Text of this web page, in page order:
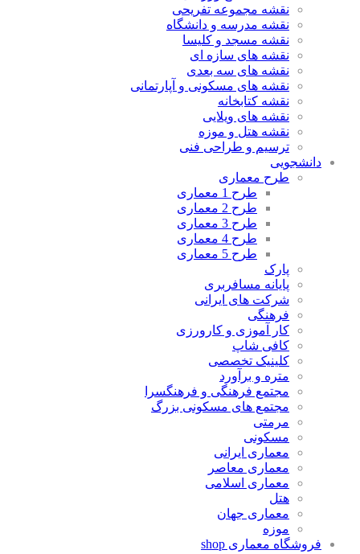
نقشه مجموعه تفریحی
نقشه مدرسه و دانشگاه
نقشه مسجد و کلیسا
نقشه های سازه ای
نقشه های سه بعدی
نقشه های مسکونی و آپارتمانی
نقشه کتابخانه
نقشه های ویلایی
نقشه هتل و موزه
ترسیم و طراحی فنی
دانشجویی
طرح معماری
طرح 1 معماری
طرح 2 معماری
طرح 3 معماری
طرح 4 معماری
طرح 5 معماری
پارک
پایانه مسافربری
شرکت های ایرانی
فرهنگی
کار آموزی و کارورزی
کافی شاپ
کلینیک تخصصی
متره و برآورد
مجتمع فرهنگی و فرهنگسرا
مجتمع های مسکونی بزرگ
مرمتی
مسکونی
معماری ایرانی
معماری معاصر
معماری اسلامی
هتل
معماری جهان
موزه
فروشگاه معماری shop